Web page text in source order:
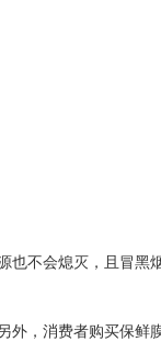
也不会熄灭，且冒黑
外，消费者购买保鲜